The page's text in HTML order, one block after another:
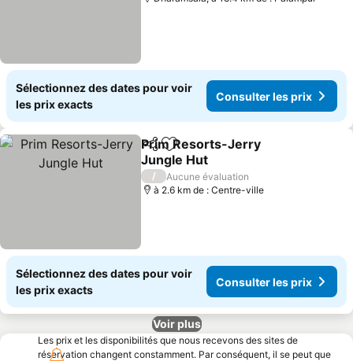
Sélectionnez des dates pour voir
les prix exacts
Consulter les prix
PartagerAjouter à mes favoris
Prim Resorts-Jerry
Jungle Hut
Consulter les prix
/
Aucune évaluation
à 2.6 km de : Centre-ville
Sélectionnez des dates pour voir
les prix exacts
Consulter les prix
Voir plus
Les prix et les disponibilités que nous recevons des sites de
réservation changent constamment. Par conséquent, il se peut que